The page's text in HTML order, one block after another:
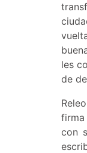
les
de
firma
con